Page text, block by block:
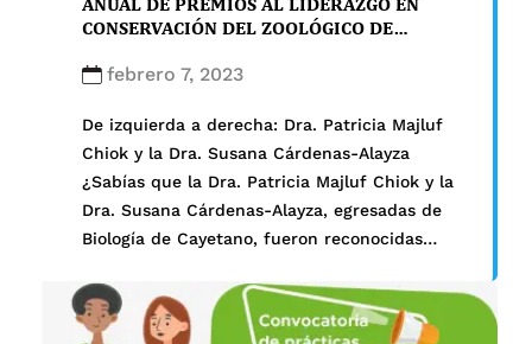
CONSERVACIÓN DEL ZOOLÓGICO DE
febrero 7, 2023
De izquierda a derecha: Dra. Patricia Majluf
Chiok y la Dra. Susana Cárdenas-Alayza
¿Sabías que la Dra. Patricia Majluf Chiok y la
Dra. Susana Cárdenas-Alayza, egresadas de
Biología de Cayetano, fueron reconocidas